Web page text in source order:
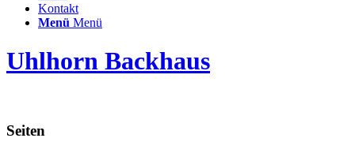
Kontakt
Menü Menü
Uhlhorn Backhaus
Seiten